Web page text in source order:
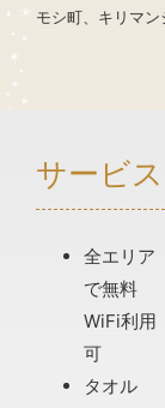
モシ町、キリマ
サービス
全エリア
で無料
WiFi利用
可
タオル